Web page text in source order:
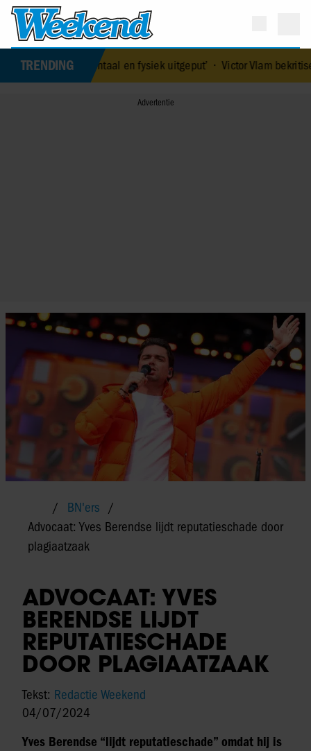
TRENDING
mentaal en fysiek uitgeput’•Victor Vlam bekritiseert Tim
BN'ers
Advocaat: Yves Berendse lijdt reputatieschade door
plagiaatzaak
ADVOCAAT: YVES
BERENDSE LIJDT
REPUTATIESCHADE
DOOR PLAGIAATZAAK
Tekst: Redactie Weekend
04/07/2024
Yves Berendse “lijdt reputatieschade” omdat hij is